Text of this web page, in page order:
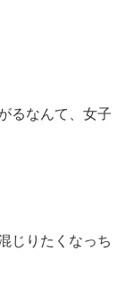
るなんて、女子
じりたくなっち